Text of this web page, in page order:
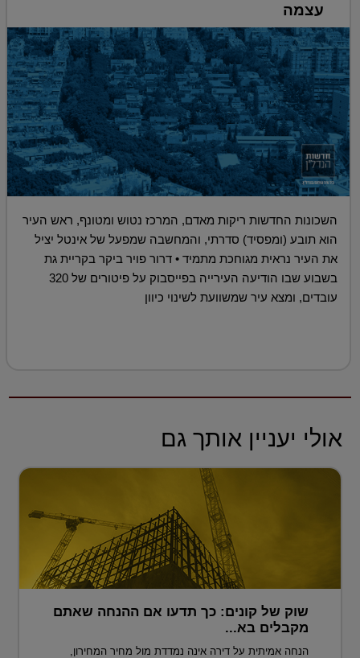
עצמה
השכונות החדשות ריקות מאדם, המרכז נטוש ומטונף, ראש העיר
הוא תובע (ומפסיד) סדרתי, והמחשבה שמפעל של אינטל יציל
את העיר נראית מגוחכת מתמיד • דרור פויר ביקר בקריית גת
בשבוע שבו הודיעה העירייה בפייסבוק על פיטורים של 320
עובדים, ומצא עיר שמשוועת לשינוי כיוון
אולי יעניין אותך גם
שוק של קונים: כך תדעו אם ההנחה שאתם
מקבלים בא...
הנחה אמיתית על דירה אינה נמדדת מול מחיר המחירון,